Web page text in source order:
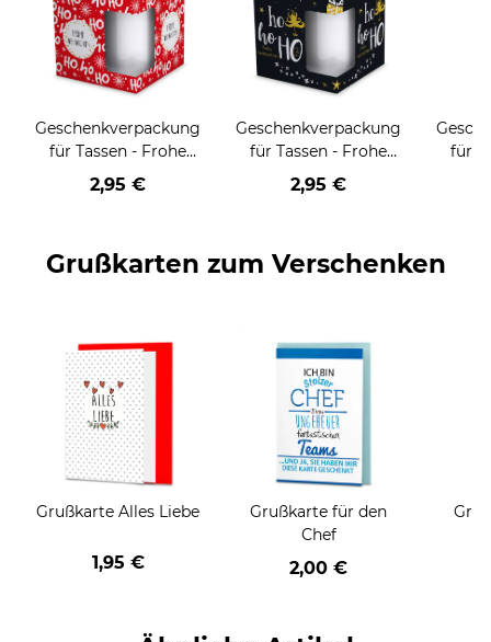
Geschenkverpackung
für Tassen - Frohe
Weihnachten - HO
HO HO - rot
2,95 €
Geschenkverpackung
für Tassen - Frohe
Weihnachten - HO
HO HO - schwarz
2,95 €
für
Grußkarten zum Verschenken
Grußkarte Alles Liebe
1,95 €
Grußkarte für den
Chef
2,00 €